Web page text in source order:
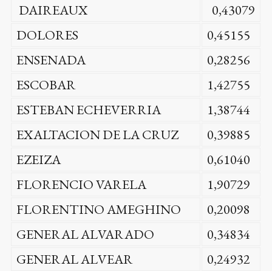
DAIREAUX
0,43079
DOLORES
0,45155
ENSENADA
0,28256
ESCOBAR
1,42755
ESTEBAN ECHEVERRIA
1,38744
EXALTACION DE LA CRUZ
0,39885
EZEIZA
0,61040
FLORENCIO VARELA
1,90729
FLORENTINO AMEGHINO
0,20098
GENERAL ALVARADO
0,34834
GENERAL ALVEAR
0,24932